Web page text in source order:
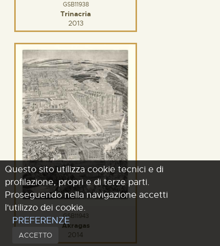
GSB11938
Trinacria
2013
GSB11943
Akragas
2014
Questo sito utilizza cookie tecnici e di
profilazione, propri e di terze parti.
Proseguendo nella navigazione accetti
l'utilizzo dei cookie.
PREFERENZE
ACCETTO